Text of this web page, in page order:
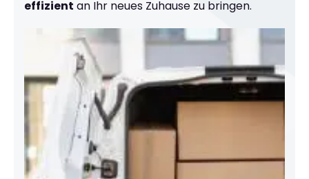
effizient an Ihr neues Zuhause zu bringen.